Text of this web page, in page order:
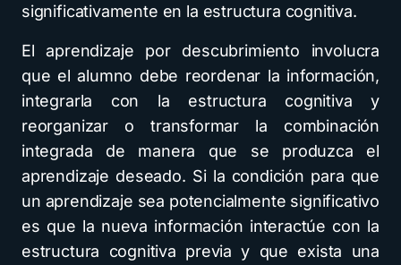
significativamente en la estructura cognitiva.
El aprendizaje por descubrimiento involucra
que el alumno debe reordenar la información,
integrarla con la estructura cognitiva y
reorganizar o transformar la combinación
integrada de manera que se produzca el
aprendizaje deseado. Si la condición para que
un aprendizaje sea potencialmente significativo
es que la nueva información interactúe con la
estructura cognitiva previa y que exista una